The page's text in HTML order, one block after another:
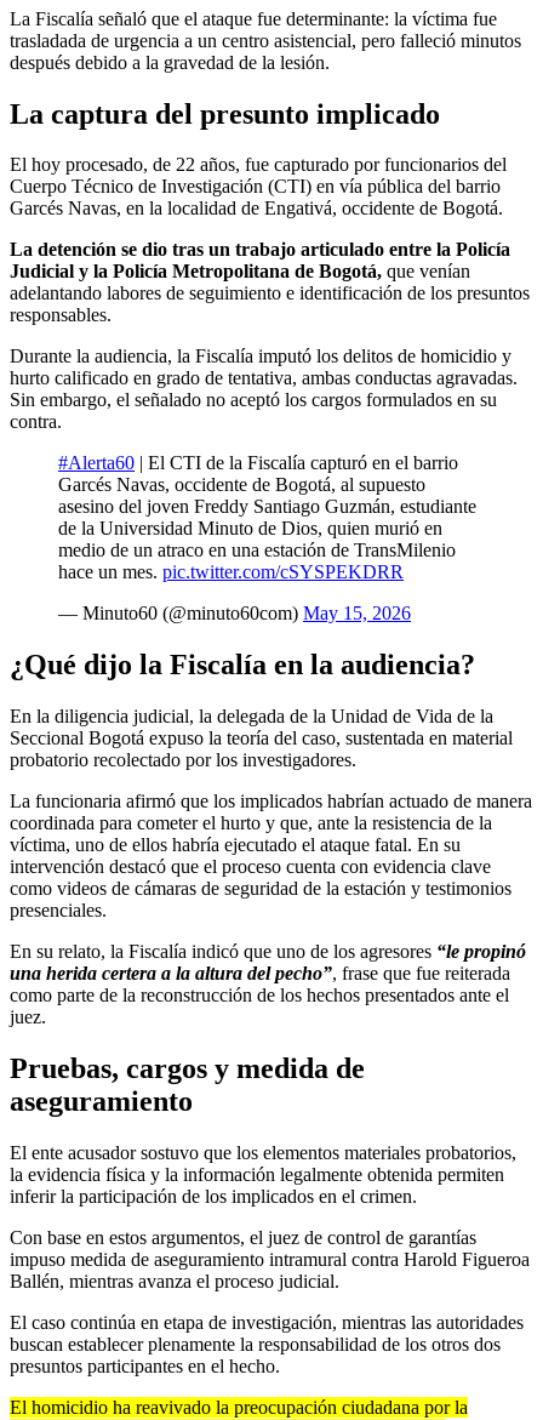
La Fiscalía señaló que el ataque fue determinante: la víctima fue
trasladada de urgencia a un centro asistencial, pero falleció minutos
después debido a la gravedad de la lesión.
La captura del presunto implicado
El hoy procesado, de 22 años, fue capturado por funcionarios del
Cuerpo Técnico de Investigación (CTI) en vía pública del barrio
Garcés Navas, en la localidad de Engativá, occidente de Bogotá.
La detención se dio tras un trabajo articulado entre la Policía
Judicial y la Policía Metropolitana de Bogotá, que venían
adelantando labores de seguimiento e identificación de los presuntos
responsables.
Durante la audiencia, la Fiscalía imputó los delitos de homicidio y
hurto calificado en grado de tentativa, ambas conductas agravadas.
Sin embargo, el señalado no aceptó los cargos formulados en su
contra.
#Alerta60 | El CTI de la Fiscalía capturó en el barrio
Garcés Navas, occidente de Bogotá, al supuesto
asesino del joven Freddy Santiago Guzmán, estudiante
de la Universidad Minuto de Dios, quien murió en
medio de un atraco en una estación de TransMilenio
hace un mes. pic.twitter.com/cSYSPEKDRR
— Minuto60 (@minuto60com) May 15, 2026
¿Qué dijo la Fiscalía en la audiencia?
En la diligencia judicial, la delegada de la Unidad de Vida de la
Seccional Bogotá expuso la teoría del caso, sustentada en material
probatorio recolectado por los investigadores.
La funcionaria afirmó que los implicados habrían actuado de manera
coordinada para cometer el hurto y que, ante la resistencia de la
víctima, uno de ellos habría ejecutado el ataque fatal. En su
intervención destacó que el proceso cuenta con evidencia clave
como videos de cámaras de seguridad de la estación y testimonios
presenciales.
En su relato, la Fiscalía indicó que uno de los agresores “le propinó
una herida certera a la altura del pecho”, frase que fue reiterada
como parte de la reconstrucción de los hechos presentados ante el
juez.
Pruebas, cargos y medida de
aseguramiento
El ente acusador sostuvo que los elementos materiales probatorios,
la evidencia física y la información legalmente obtenida permiten
inferir la participación de los implicados en el crimen.
Con base en estos argumentos, el juez de control de garantías
impuso medida de aseguramiento intramural contra Harold Figueroa
Ballén, mientras avanza el proceso judicial.
El caso continúa en etapa de investigación, mientras las autoridades
buscan establecer plenamente la responsabilidad de los otros dos
presuntos participantes en el hecho.
El homicidio ha reavivado la preocupación ciudadana por la